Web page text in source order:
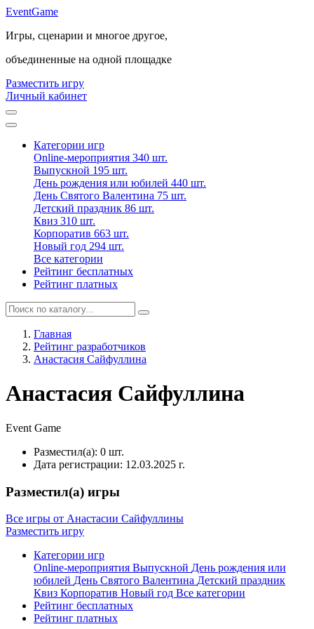
EventGame
Игры, сценарии и многое другое,
объединенные на одной площадке
Разместить игру
Личный кабинет
Категории игр
Online-мероприятия 340 шт.
Выпускной 195 шт.
День рождения или юбилей 440 шт.
День Святого Валентина 75 шт.
Детский праздник 86 шт.
Квиз 310 шт.
Корпоратив 663 шт.
Новый год 294 шт.
Все категории
Рейтинг бесплатных
Рейтинг платных
Главная
Рейтинг разработчиков
Анастасия Сайфуллина
Анастасия Сайфуллина
Event Game
Разместил(а): 0 шт.
Дата регистрации: 12.03.2025 г.
Разместил(а) игры
Все игры от Анастасии Сайфуллины
Разместить игру
Категории игр
Online-мероприятия Выпускной День рождения или
юбилей День Святого Валентина Детский праздник
Квиз Корпоратив Новый год Все категории
Рейтинг бесплатных
Рейтинг платных